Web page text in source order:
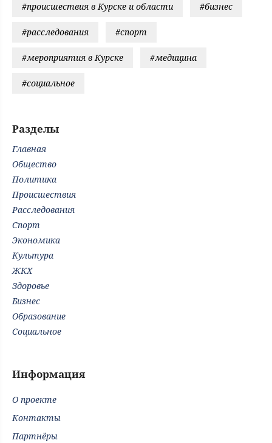
#происшествия в Курске и области #бизнес
#расследования #спорт
#мероприятия в Курске #медицина
#социальное
Разделы
Главная
Общество
Политика
Происшествия
Расследования
Спорт
Экономика
Культура
ЖКХ
Здоровье
Бизнес
Образование
Социальное
Информация
О проекте
Контакты
Партнёры